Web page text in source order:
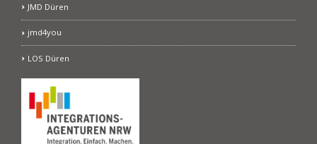
JMD Düren
jmd4you
LOS Düren